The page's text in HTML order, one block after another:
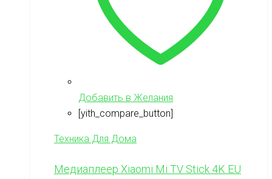
Добавить в Желания
[yith_compare_button]
Техника Для Дома
Медиаплеер Xiaomi Mi TV Stick 4K EU